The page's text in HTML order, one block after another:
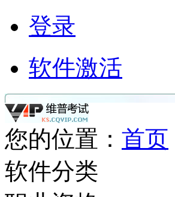
登录
软件激活
您的位置： 首页
软件分类